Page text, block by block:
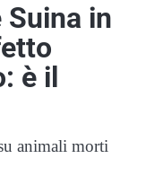
in
è il
animali morti